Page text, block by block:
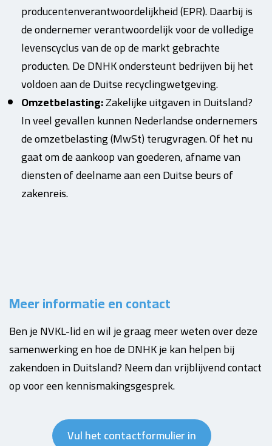
producentenverantwoordelijkheid (EPR). Daarbij is
de ondernemer verantwoordelijk voor de volledige
levenscyclus van de op de markt gebrachte
producten. De DNHK ondersteunt bedrijven bij het
voldoen aan de Duitse recyclingwetgeving.
Omzetbelasting:Zakelijke uitgaven in Duitsland?
In veel gevallen kunnen Nederlandse ondernemers
de omzetbelasting (MwSt) terugvragen. Of het nu
gaat om de aankoop van goederen, afname van
diensten of deelname aan een Duitse beurs of
zakenreis.
Meer informatie en contact
Ben je NVKL-lid en wil je graag meer weten over deze
samenwerking en hoe de DNHK je kan helpen bij
zakendoen in Duitsland? Neem dan vrijblijvend contact
op voor een kennismakingsgesprek.
Vul het contactformulier in